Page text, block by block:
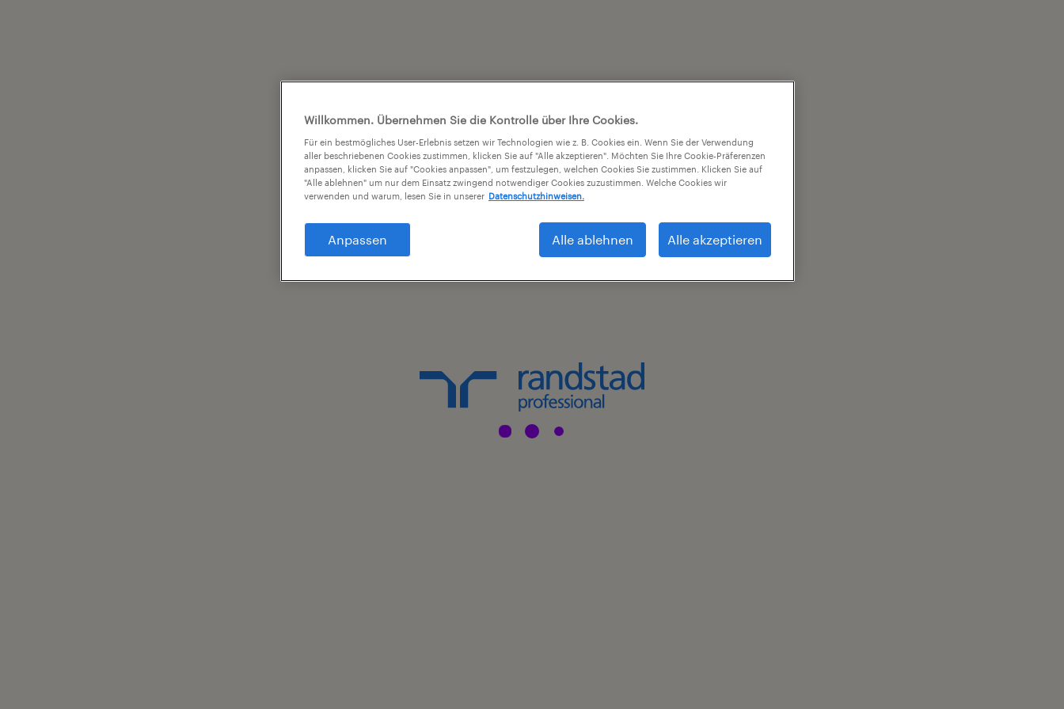
Willkommen. Übernehmen Sie die Kontrolle über Ihre Cookies.
Für ein bestmögliches User-Erlebnis setzen wir Technologien wie z. B. Cookies ein. Wenn Sie der Verwendung
aller beschriebenen Cookies zustimmen, klicken Sie auf "Alle akzeptieren". Möchten Sie Ihre Cookie-Präferenzen
anpassen, klicken Sie auf "Cookies anpassen", um festzulegen, welchen Cookies Sie zustimmen. Klicken Sie auf
"Alle ablehnen" um nur dem Einsatz zwingend notwendiger Cookies zuzustimmen. Welche Cookies wir
verwenden und warum, lesen Sie in unserer Datenschutzhinweisen.
Anpassen Alle ablehnen Alle akzeptieren